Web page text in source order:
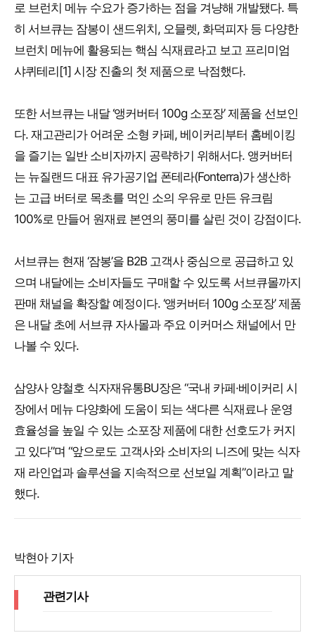
로 브런치 메뉴 수요가 증가하는 점을 겨냥해 개발됐다. 특
히 서브큐는 잠봉이 샌드위치, 오믈렛, 화덕피자 등 다양한
브런치 메뉴에 활용되는 핵심 식재료라고 보고 프리미엄
샤퀴테리[1] 시장 진출의 첫 제품으로 낙점했다.
또한 서브큐는 내달 ‘앵커버터 100g 소포장’ 제품을 선보인
다. 재고관리가 어려운 소형 카페, 베이커리부터 홈베이킹
을 즐기는 일반 소비자까지 공략하기 위해서다. 앵커버터
는 뉴질랜드 대표 유가공기업 폰테라(Fonterra)가 생산하
는 고급 버터로 목초를 먹인 소의 우유로 만든 유크림
100%로 만들어 원재료 본연의 풍미를 살린 것이 강점이다.
서브큐는 현재 ‘잠봉’을 B2B 고객사 중심으로 공급하고 있
으며 내달에는 소비자들도 구매할 수 있도록 서브큐몰까지
판매 채널을 확장할 예정이다. ‘앵커버터 100g 소포장’ 제품
은 내달 초에 서브큐 자사몰과 주요 이커머스 채널에서 만
나볼 수 있다.
삼양사 양철호 식자재유통BU장은 “국내 카페·베이커리 시
장에서 메뉴 다양화에 도움이 되는 색다른 식재료나 운영
효율성을 높일 수 있는 소포장 제품에 대한 선호도가 커지
고 있다”며 “앞으로도 고객사와 소비자의 니즈에 맞는 식자
재 라인업과 솔루션을 지속적으로 선보일 계획”이라고 말
했다.
박현아 기자
관련기사